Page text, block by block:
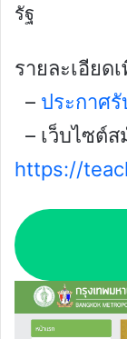
รัฐ
รายละเอียด
– ประกาศ
– เว็บไซต์
https://